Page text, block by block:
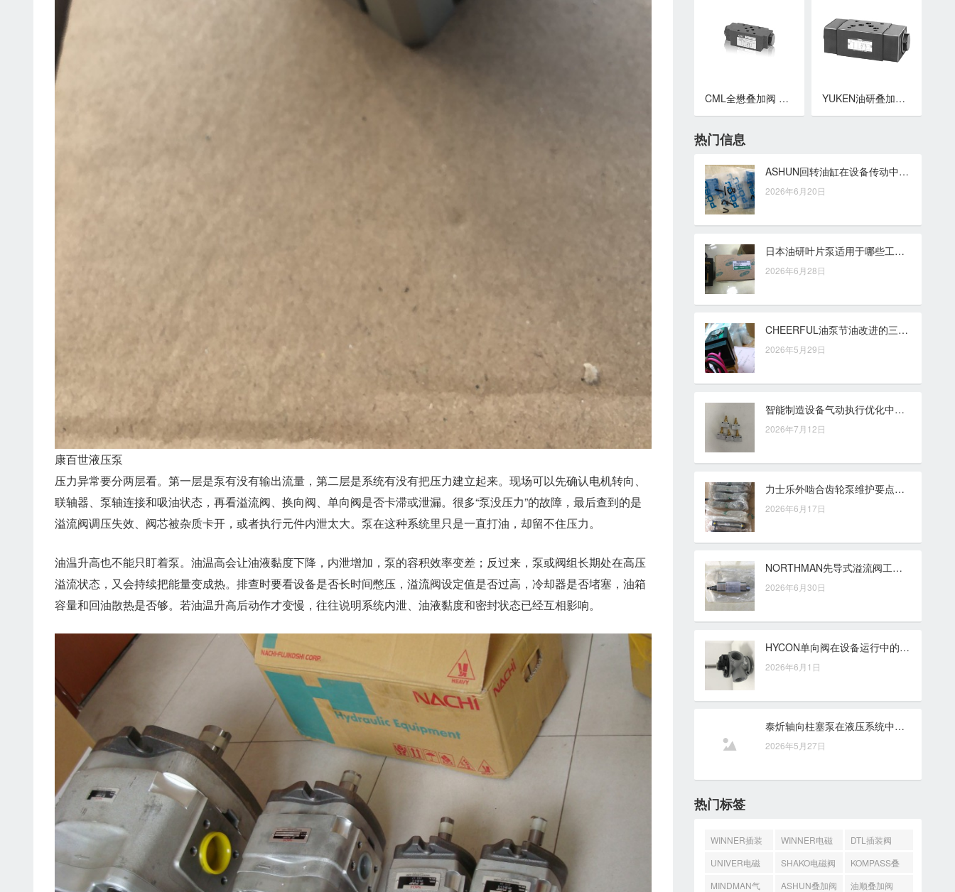
康百世液压泵
压力异常要分两层看。第一层是泵有没有输出流量，第二层是系统有没有把压力建立起来。现场可以先确认电机转向、
联轴器、泵轴连接和吸油状态，再看溢流阀、换向阀、单向阀是否卡滞或泄漏。很多“泵没压力”的故障，最后查到的是
溢流阀调压失效、阀芯被杂质卡开，或者执行元件内泄太大。泵在这种系统里只是一直打油，却留不住压力。
油温升高也不能只盯着泵。油温高会让油液黏度下降，内泄增加，泵的容积效率变差；反过来，泵或阀组长期处在高压
溢流状态，又会持续把能量变成热。排查时要看设备是否长时间憋压，溢流阀设定值是否过高，冷却器是否堵塞，油箱
容量和回油散热是否够。若油温升高后动作才变慢，往往说明系统内泄、油液黏度和密封状态已经互相影响。
CML全懋叠加阀 积层式引导止回阀 MPC-02,MPC-03系列 YUKEN油研叠加阀 MPA,MPB,MPW-03系列叠加式液控单向阀
热门信息
ASHUN回转油缸在设备传动中的结构角色与应用价值
2026年6月20日
日本油研叶片泵适用于哪些工业场景？多行业应用视角解析
2026年6月28日
CHEERFUL油泵节油改进的三项方案与实施要点
2026年5月29日
智能制造设备气动执行优化中的CKD气缸应用价值解析
2026年7月12日
力士乐外啮合齿轮泵维护要点，围绕使用寿命做好日常保养
2026年6月17日
NORTHMAN先导式溢流阀工作原理解析：液压压力控制的关键思路
2026年6月30日
HYCON单向阀在设备运行中的稳定支撑与单向控制价值
2026年6月1日
泰炘轴向柱塞泵在液压系统中的效率支持与选型关注点
2026年5月27日
热门标签
WINNER插装
阀
WINNER电磁
阀
DTL插装阀
UNIVER电磁
阀
SHAKO电磁阀
KOMPASS叠
加阀
MINDMAN气
ASHUN叠加阀
油顺叠加阀